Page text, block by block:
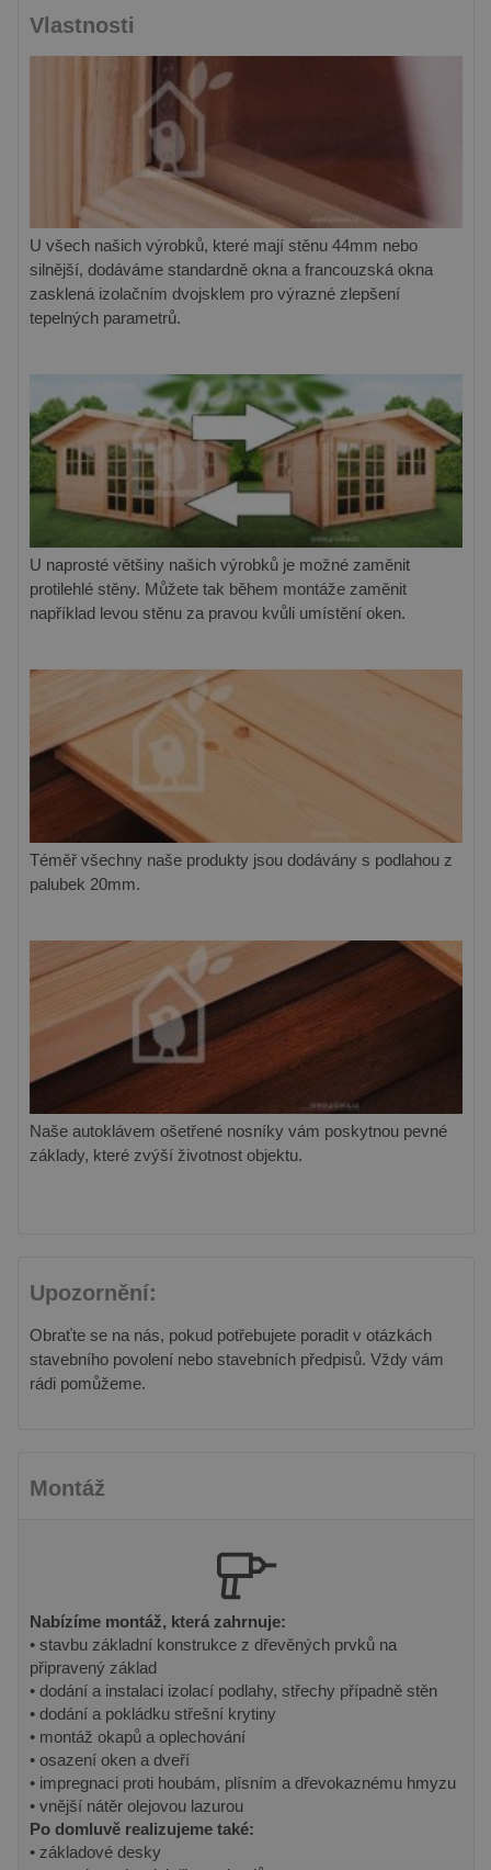
Vlastnosti
U všech našich výrobků, které mají stěnu 44mm nebo
silnější, dodáváme standardně okna a francouzská okna
zasklená izolačním dvojsklem pro výrazné zlepšení
tepelných parametrů.
U naprosté většiny našich výrobků je možné zaměnit
protilehlé stěny. Můžete tak během montáže zaměnit
například levou stěnu za pravou kvůli umístění oken.
Téměř všechny naše produkty jsou dodávány s podlahou z
palubek 20mm.
Naše autoklávem ošetřené nosníky vám poskytnou pevné
základy, které zvýší životnost objektu.
Upozornění:
Obraťte se na nás, pokud potřebujete poradit v otázkách
stavebního povolení nebo stavebních předpisů. Vždy vám
rádi pomůžeme.
Montáž
Nabízíme montáž, která zahrnuje:
• stavbu základní konstrukce z dřevěných prvků na
připravený základ
• dodání a instalaci izolací podlahy, střechy případně stěn
• dodání a pokládku střešní krytiny
• montáž okapů a oplechování
• osazení oken a dveří
• impregnaci proti houbám, plísním a dřevokaznému hmyzu
• vnější nátěr olejovou lazurou
Po domluvě realizujeme také:
• základové desky